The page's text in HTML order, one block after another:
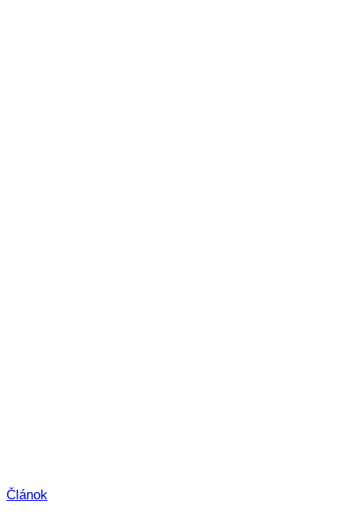
Článok